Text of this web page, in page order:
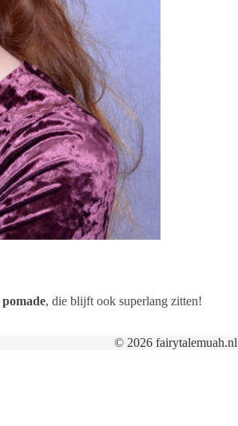
pomade, die blijft ook superlang zitten!
© 2026 fairytalemuah.nl